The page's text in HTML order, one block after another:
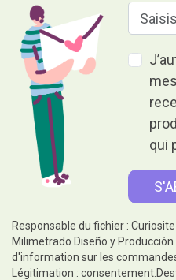
qui
Responsable du fichier :
Milimetrado Diseño y
d'information sur les
Légitimation :